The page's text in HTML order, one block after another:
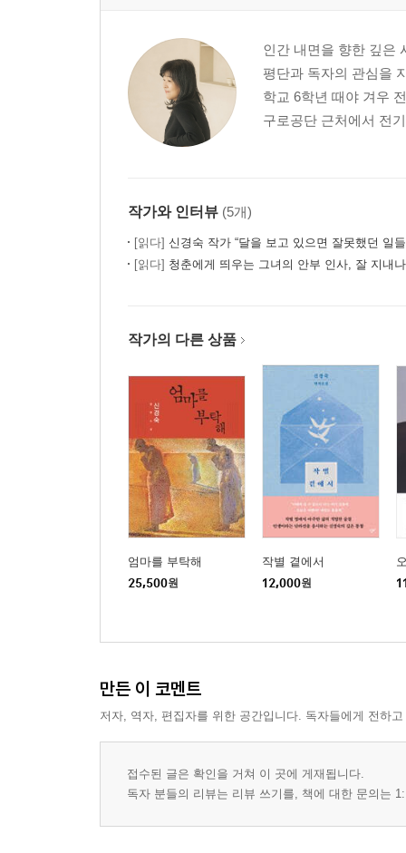
인간 내면을 향한 깊은
평단과 독자의 관심을
학교 6학년 때야 겨우
구로공단 근처에서 전
작가와 인터뷰 (5개)
[읽다] 신경숙 작가 “달을 보고 있으면 잘못했던 일
[읽다] 청춘에게 띄우는 그녀의 안부 인사, 잘 지내나요, 청춘? - 『어디선가 나를
작가의 다른 상품
엄마를 부탁해
25,500원
작별 곁에서
12,000원
만든 이 코멘트
저자, 역자, 편집자를 위한 공간입니다. 독자들에게 전하
접수된 글은 확인을 거쳐 이 곳에 게재됩니다.
독자 분들의 리뷰는 리뷰 쓰기를, 책에 대한 문의는